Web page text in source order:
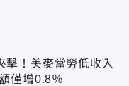
擊！美麥當勞低收入
僅增0.8％